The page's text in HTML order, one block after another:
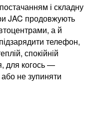
і складну
JAC продовжують
а й
телефон,
спокійній
для когось —
не зупиняти